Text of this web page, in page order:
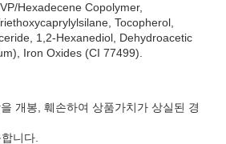
Hexadecene Copolymer,
Tocopherol,
1,2-Hexanediol, Dehydroacetic
Iron Oxides (CI 77499).
개봉, 훼손하여 상품가치가 상실된 경
니다.